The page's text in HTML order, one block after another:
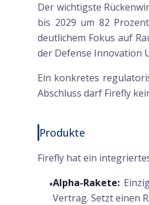
Der wichtigste
bis 2029 um 82
deutlichem Fokus auf
der Defense Innovation
Ein konkretes
Abschluss darf Firefly
Produkte
Firefly hat ein
•Alpha-Rakete:
Vertrag. Setzt einen